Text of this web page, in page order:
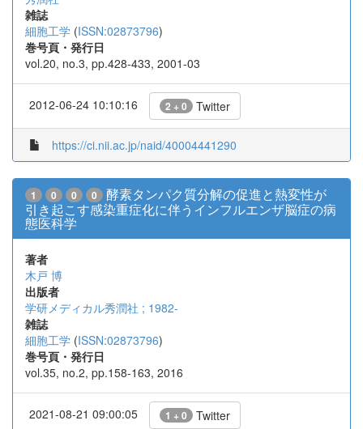
雑誌
細胞工学 (ISSN:02873796)
巻号頁・発行日
vol.20, no.3, pp.428-433, 2001-03
2012-06-24 10:10:16 2 + 0 Twitter
https://ci.nii.ac.jp/naid/40004441290
1 0 0 0
酵素タンパク質分解の促進と熱変性が
引き起こす感染重症化に伴うインフルエンザ脳症の病
態医科学
著者
木戸 博
出版者
学研メディカル秀潤社 ; 1982-
雑誌
細胞工学 (ISSN:02873796)
巻号頁・発行日
vol.35, no.2, pp.158-163, 2016
2021-08-21 09:00:05 1 + 0 Twitter